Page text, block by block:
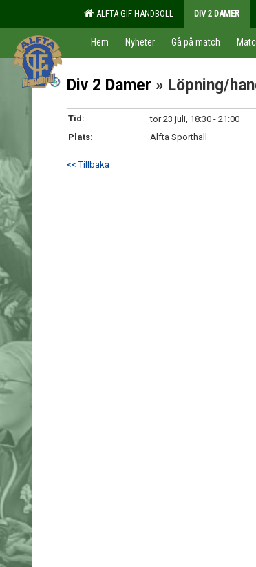
ALFTA GIF HANDBOLL DIV 2 DAMER
Hem Nyheter Gå på match
Div 2 Damer » Löpning/
Tid:
tor 23 juli, 18:30 - 21:00
Plats:
Alfta Sporthall
<< Tillbaka